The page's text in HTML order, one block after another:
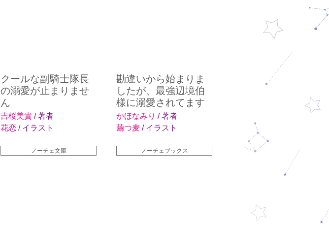
クールな副騎士隊長
の溺愛が止まりませ
ん
吉桜美貴 / 著者
花恋 / イラスト
勘違いから始まりま
したが、最強辺境伯
様に溺愛されてます
かほなみり / 著者
繭つ麦 / イラスト
ノーチェ文庫 ノーチェブックス